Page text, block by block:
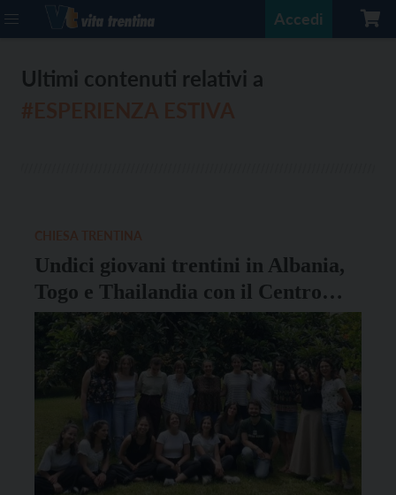
Accedi
Ultimi contenuti relativi a
Undici giovani trentini in Albania,
Togo e Thailandia con il Centro
missionario diocesano